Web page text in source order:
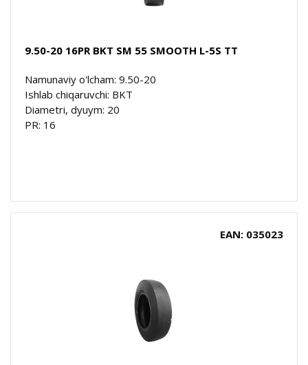
9.50-20 16PR BKT SM 55 SMOOTH L-5S TT
Namunaviy o'lcham: 9.50-20
Ishlab chiqaruvchi: BKT
Diametri, dyuym: 20
PR: 16
EAN: 035023